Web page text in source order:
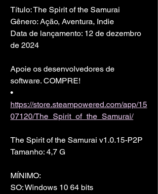
Título: The Spirit of the Samurai
Gênero: Ação, Aventura, Indie
Data de lançamento: 12 de dezembro
de 2024
Apoie os desenvolvedores de
software. COMPRE!
•
https://store.steampowered.com/app/15
07120/The_Spirit_of_the_Samurai/
The Spirit of the Samurai v1.0.15-P2P
Tamanho: 4,7 G
MÍNIMO:
SO: Windows 10 64 bits